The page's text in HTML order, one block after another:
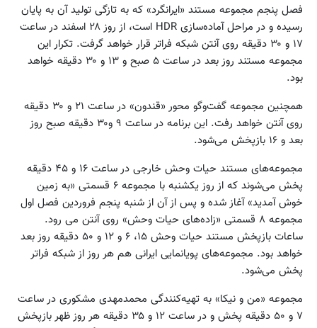
فصل پنجم مجموعه مستند «ایرانگرد» که به تازگی تولید آن به پایان
رسیده و در مراحل آماده‌سازی HDR است، از روز ۲۸ اسفند در ساعت
۱۷ و ۳۰ دقیقه روی آنتن شبکه فراتر قرار خواهد گرفت. تکرار این
مجموعه مستند روز بعد در ساعت ۵ صبح و ۱۳ و ۳۰ دقیقه خواهد
بود.
همچنین مجموعه گفت‌وگو محور «قندون» در ساعت ۲۱ و ۳۰ دقیقه
روی آنتن خواهد رفت. این برنامه در ساعت ۹ و۳۰ دقیقه صبح روز
بعد و ۱۶ بازپخش می‌شود.
مجموعه‌های مستند حیات وحش خارجی در ساعت ۱۶ و ۴۵ دقیقه
پخش می‌شوند که از روز یکشنبه با مجموعه ۶ قسمتی «به زمین
خوش آمدید» آغاز شده و پس از آن از شنبه پنجم فروردین فصل اول
مجموعه ۸ قسمتی «زاده‌های حیات وحش» روی آنتن می رود.
ساعات بازپخش مستند حیات وحش ۱۵، ۶ و ۱۲ و ۵۰ دقیقه روز بعد
خواهد بود. مجموعه‌های پویانمایی ایرانی هم هر روز از شبکه فراتر
پخش می‌شود.
مجموعه «من و نیکا» به تهیه‌کنندگی محمدمهدی مشکوری در ساعت
۷ و ۵۰ دقیقه پخش و در ساعت ۱۲ و ۳۵ دقیقه هر روز ظهر بازپخش